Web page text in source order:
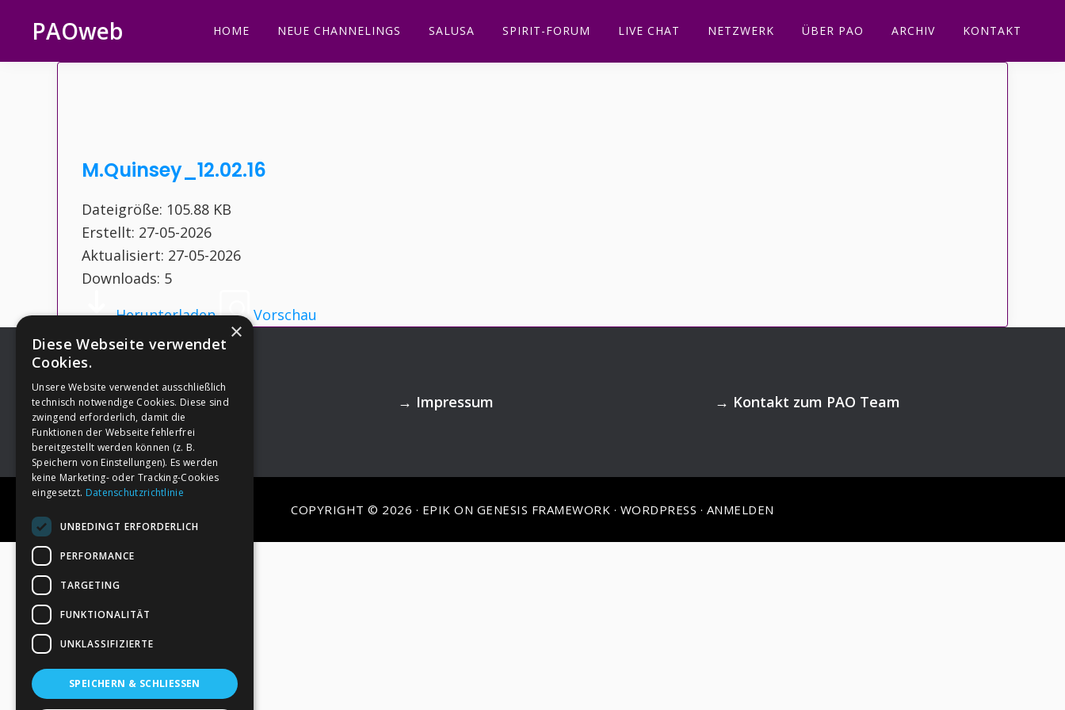
Hauptnavigation
springen
Inhalt
springen
Seitenspalte
springen
Fußzeile
springen
PAOweb HOME NEUE CHANNELINGS SALUSA SPIRIT-FORUM LIVE CHAT NETZWERK ÜBER PAO ARCHIV KONTAKT
M.Quinsey_12.02.16
Dateigröße: 105.88 KB
Erstellt: 27-05-2026
Aktualisiert: 27-05-2026
Downloads: 5
Herunterladen
Vorschau
Footer →Deine Spende → Impressum → Kontakt zum PAO Team
COPYRIGHT © 2026 · EPIK ON GENESIS FRAMEWORK · WORDPRESS · ANMELDEN
×
Diese Webseite verwendet
Cookies.
Unsere Website verwendet ausschließlich
technisch notwendige Cookies. Diese sind
zwingend erforderlich, damit die
Funktionen der Webseite fehlerfrei
bereitgestellt werden können (z. B.
Speichern von Einstellungen). Es werden
keine Marketing- oder Tracking-Cookies
eingesetzt. Datenschutzrichtlinie
UNBEDINGT ERFORDERLICH
PERFORMANCE
TARGETING
FUNKTIONALITÄT
UNKLASSIFIZIERTE
SPEICHERN & SCHLIESSEN